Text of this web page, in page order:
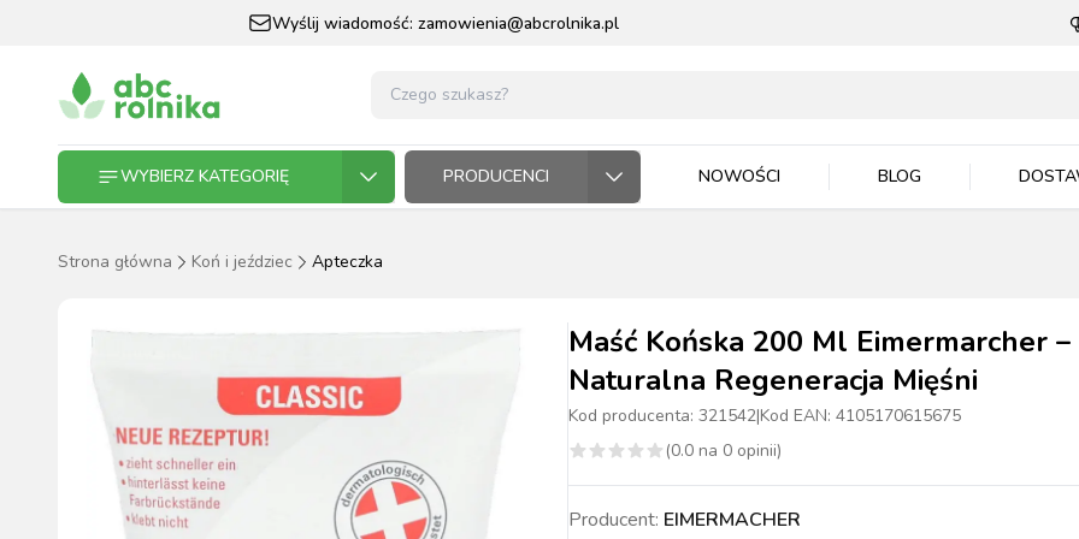
Wyślij wiadomość: zamowienia@abcrolnika.pl
WYBIERZ KATEGORIĘ
RĘKAWICE ROBOCZE PELLET
KOŃ I JEŹDZIEC
APTECZKA
STRZYŻENIA
OGRODNICTWO
PRODUCENCI NOWOŚCI BLOG
Strona główna Koń i jeździec Apteczka
Maść Końska 200 Ml Eimermarcher –
Naturalna Regeneracja Mięśni
Kod producenta: 321542|Kod EAN: 4105170615675
(0.0 na 0 opinii)
Producent: EIMERMACHER